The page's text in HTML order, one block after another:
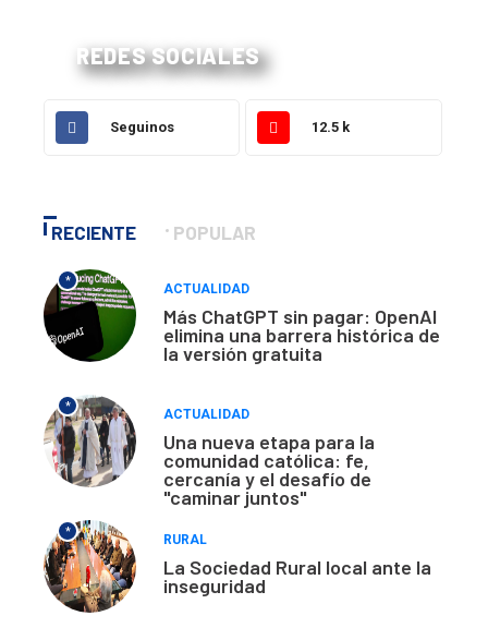
REDES SOCIALES
Seguinos 12.5 k
RECIENTE POPULAR
*
ACTUALIDAD
Más ChatGPT sin pagar: OpenAI
elimina una barrera histórica de
la versión gratuita
*
ACTUALIDAD
Una nueva etapa para la
comunidad católica: fe,
cercanía y el desafío de
"caminar juntos"
*
RURAL
La Sociedad Rural local ante la
inseguridad